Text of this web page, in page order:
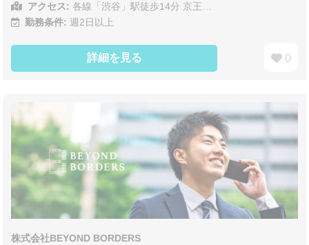
アクセス: 各線「渋谷」駅徒歩14分 京王…
勤務条件: 週2日以上
詳細を見る 0
株式会社BEYOND BORDERS